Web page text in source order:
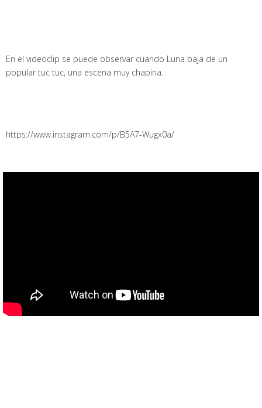
En el videoclip se puede observar cuando Luna baja de un
popular tuc tuc, una escena muy chapina.
https://www.instagram.com/p/B5A7-Wugx0a/